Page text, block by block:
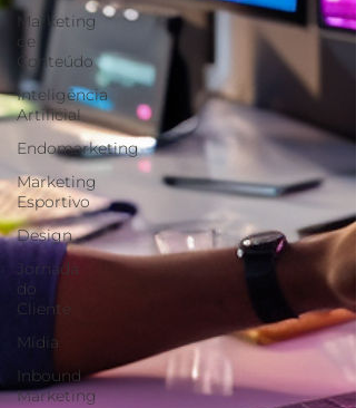
Marketing
de
Conteúdo
Inteligência
Artificial
Endomarketing
Marketing
Esportivo
Design
Jornada
do
Cliente
Mídia
Inbound
Marketing